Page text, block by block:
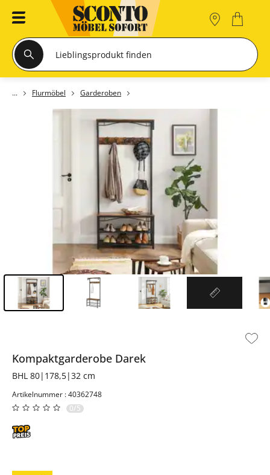
Flurmöbel Garderoben
Kompaktgarderobe Darek
BHL 80|178,5|32 cm
Artikelnummer : 40362748
0/5